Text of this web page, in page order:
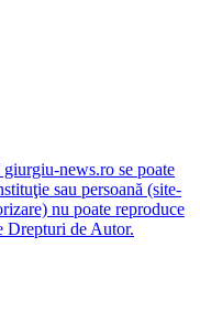
news.ro se poate
sau persoană (site-
nu poate reproduce
Drepturi de Autor.